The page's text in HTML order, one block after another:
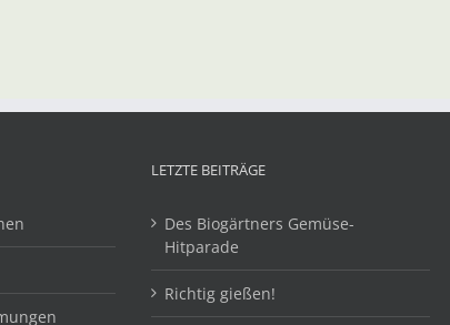
LETZTE BEITRÄGE
Des Biogärtners Gemüse-
Hitparade
Richtig gießen!